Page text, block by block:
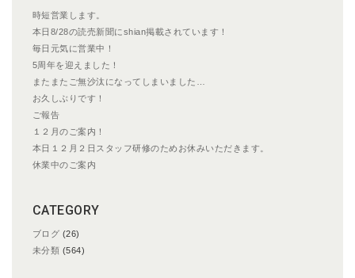
時短営業します。
本日8/28の読売新聞にshian掲載されています！
毎日元気に営業中！
5周年を迎えました！
またまたご無沙汰になってしまいました…
お久しぶりです！
ご報告
１２月のご案内！
本日１２月２日スタッフ研修のためお休みいただきます。
休業中のご案内
CATEGORY
ブログ (26)
未分類 (564)